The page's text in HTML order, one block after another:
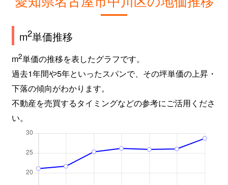
m2単価推移
m2単価の推移を表したグラフです。
過去1年間や5年といったスパンで、その坪単価の上昇・
下落の傾向がわかります。
不動産を売買するタイミングなどの参考にご活用くださ
い。